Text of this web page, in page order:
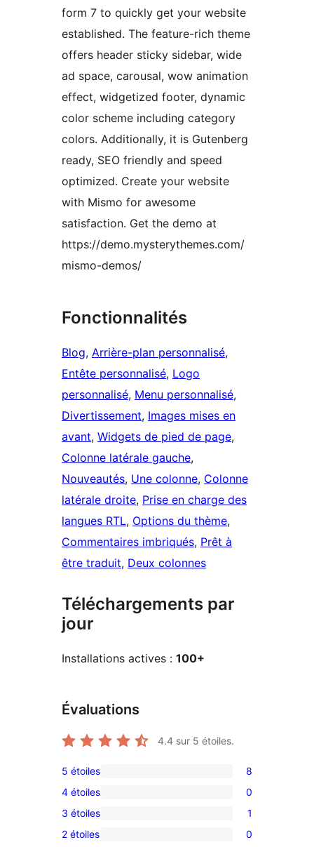
form 7 to quickly get your website
established. The feature-rich theme
offers header sticky sidebar, wide
ad space, carousal, wow animation
effect, widgetized footer, dynamic
color scheme including category
colors. Additionally, it is Gutenberg
ready, SEO friendly and speed
optimized. Create your website
with Mismo for awesome
satisfaction. Get the demo at
https://demo.mysterythemes.com/
mismo-demos/
Fonctionnalités
Blog, Arrière-plan personnalisé
Entête personnalisé, Logo
personnalisé, Menu personnalisé
Divertissement, Images mises en
avant, Widgets de pied de page
Colonne latérale gauche
Nouveautés, Une colonne, Colonne
latérale droite, Prise en charge des
langues RTL, Options du thème
Commentaires imbriqués, Prêt à
être traduit, Deux colonnes
Téléchargements par
jour
Installations actives : 100+
Évaluations
4.4 sur 5 étoiles.
8
avis
à
5
5 étoiles 8
0
avis
à
4 étoiles 0
1
avis
3 étoiles 1
0
2 étoiles 0